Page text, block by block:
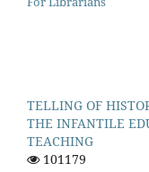
TELLING OF
THE INFANTILE
TEACHING
101179